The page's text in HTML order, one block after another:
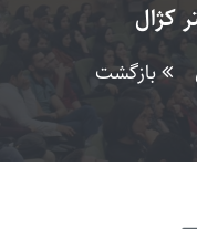
کژال
بازگشت